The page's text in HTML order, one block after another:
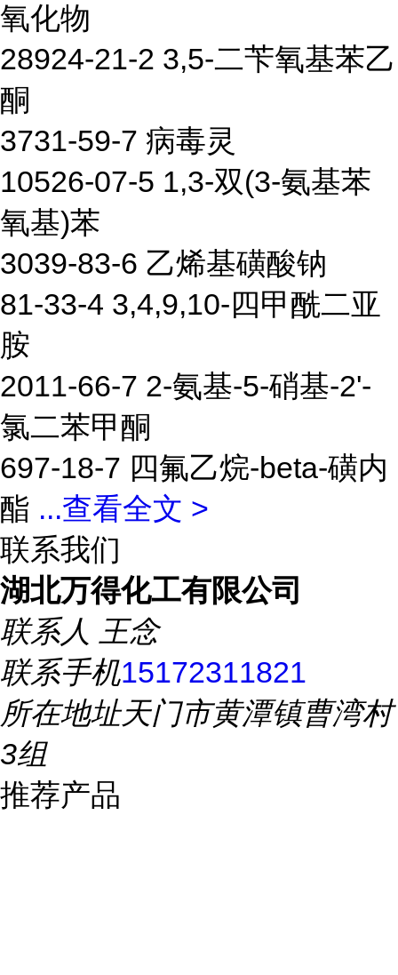
氧化物
28924-21-2 3,5-二苄氧基苯乙
酮
3731-59-7 病毒灵
10526-07-5 1,3-双(3-氨基苯
氧基)苯
3039-83-6 乙烯基磺酸钠
81-33-4 3,4,9,10-四甲酰二亚
胺
2011-66-7 2-氨基-5-硝基-2'-
氯二苯甲酮
697-18-7 四氟乙烷-beta-磺内
酯 ...查看全文 >
联系我们
湖北万得化工有限公司
联系人 王念
联系手机15172311821
所在地址天门市黄潭镇曹湾村
3组
推荐产品